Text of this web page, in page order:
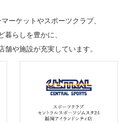
ーケットやスポーツクラブ、
暮らしを豊かに、
舗や施設が充実しています。